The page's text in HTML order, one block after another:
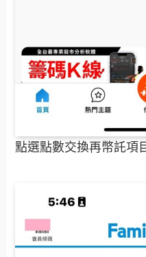
點選點數交換再幣託項